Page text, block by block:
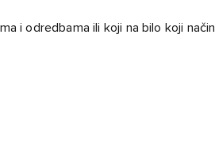
i odredbama ili koji na bilo koji način